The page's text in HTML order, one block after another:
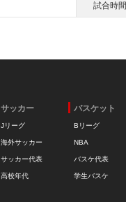
試合時間
サッカー
Jリーグ
海外サッカー
サッカー代表
高校年代
バスケット
Bリーグ
NBA
バスケ代表
学生バスケ